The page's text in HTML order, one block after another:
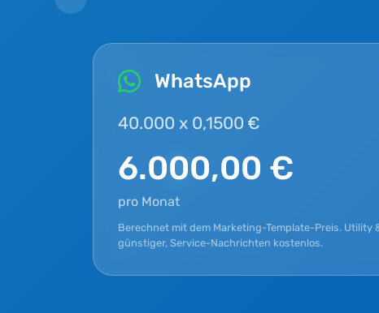
WhatsApp
40.000 x 0,1500 €
6.000,00 €
pro Monat
Berechnet mit dem Marketing-Template-Preis. Utility
günstiger, Service-Nachrichten kostenlos.